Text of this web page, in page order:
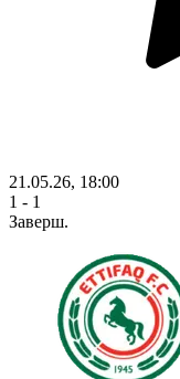
21.05.26, 18:00
1 - 1
Заверш.